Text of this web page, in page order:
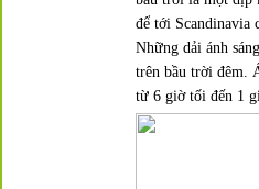
để tới Scandinavia
Những dải ánh
trên bầu trời đêm.
từ 6 giờ tối đến 1